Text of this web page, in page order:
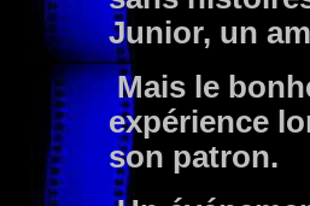
Junior, un
Mais le
expérience
son patron.